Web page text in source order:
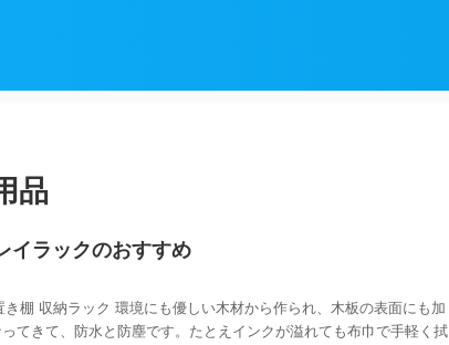
品
イラックのおすすめ
き棚 収納ラック 環境にも優しい木材から作られ、木板の表面にも加
てきて、防水と防塵です。たとえインクが溢れても布巾で手軽く拭